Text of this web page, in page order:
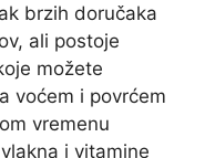
brzih doručaka
ali postoje
možete
voćem i povrćem
vremenu
i vitamine